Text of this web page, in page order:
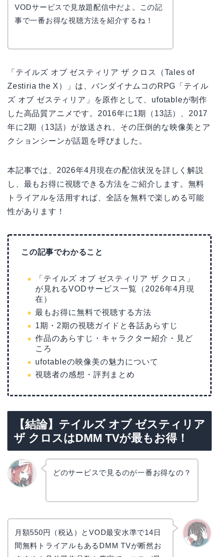
VODサービスで見放題配信中だよ。この記
事で一番お得な視聴方法を紹介するね！
「テイルズ オブ ゼスティリア ザ クロス（Tales of
Zestiria the X）」は、バンダイナムコのRPG「テイル
ズ オブ ゼスティリア」を原作として、ufotableが制作
した高品質アニメです。2016年に1期（13話）、2017
年に2期（13話）が放送され、その圧倒的な映像美とア
クションシーンが話題を呼びました。
本記事では、2026年4月現在の配信状況を詳しく解説
し、最もお得に視聴できる方法をご紹介します。無料
トライアルを活用すれば、全話を無料で楽しめる可能
性があります！
この記事でわかること
「テイルズ オブ ゼスティリア ザ クロス」
が見れるVODサービス一覧（2026年4月現
在）
最もお得に無料で視聴する方法
1期・2期の視聴ガイドと各話あらすじ
作品のあらすじ・キャラクター紹介・見ど
ころ
ufotableの映像美の魅力について
視聴者の感想・評判まとめ
【結論】テイルズ オブ ゼスティリア
ザ クロスはDMM TVが最もお得！
どのサービスで見るのが一番お得なの？
月額550円（税込）とVOD最安水準で14日
間無料トライアルもあるDMM TVが断然お